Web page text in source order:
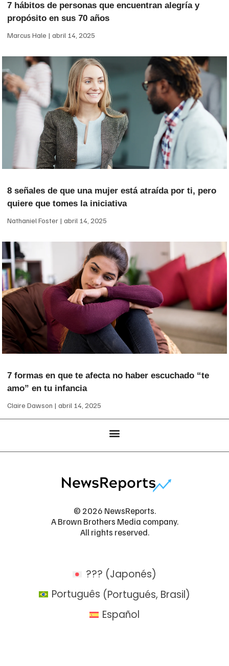
7 hábitos de personas que encuentran alegría y
propósito en sus 70 años
Marcus Hale abril 14, 2025
8 señales de que una mujer está atraída por ti, pero
quiere que tomes la iniciativa
Nathaniel Foster abril 14, 2025
7 formas en que te afecta no haber escuchado “te
amo” en tu infancia
Claire Dawson abril 14, 2025
© 2026 NewsReports.
A Brown Brothers Media company.
All rights reserved.
??? (Japonés)
Português (Portugués, Brasil)
Español